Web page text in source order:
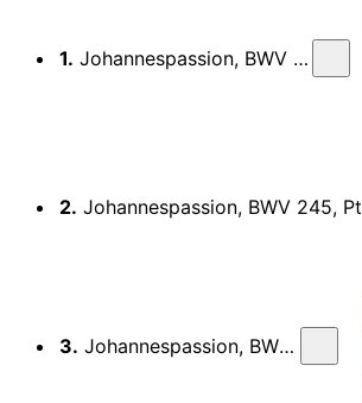
1. Johannespassion, BWV 245, Pt. 1: Herr, unser Herrscher (Live)
2. Johannespassion, BWV 245, Pt. 1: Jesus ging mit seinen Jüngern - Jesum von Nazareth - Jesus spricht zu ihnen - Jesum von Nazareth - Jesus antwortete (Live)
3. Johannespassion, BWV 245, Pt. 1: O große Lieb (Live)